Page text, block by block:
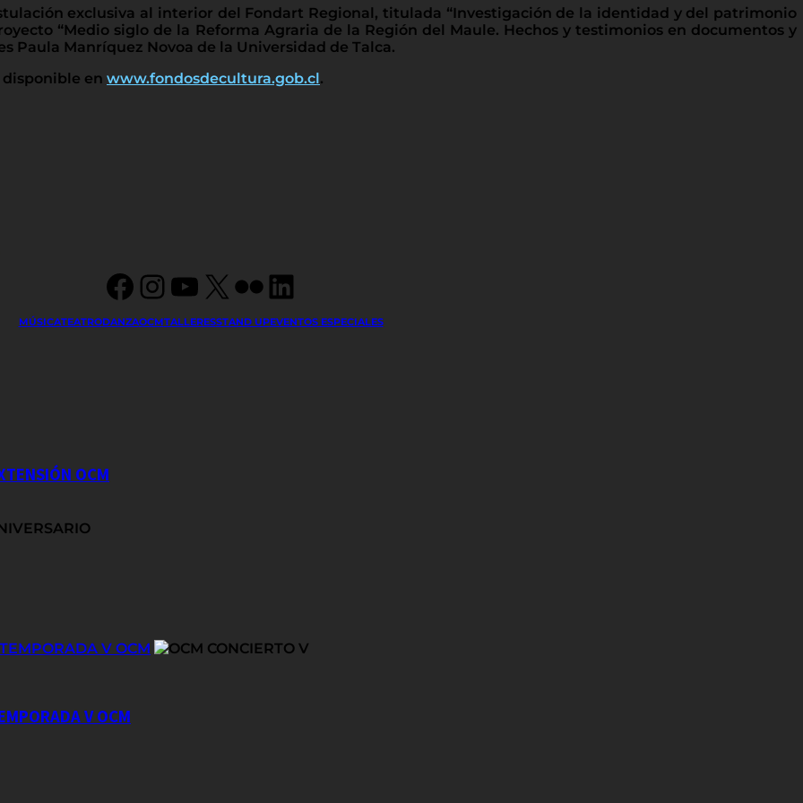
exclusiva al interior del Fondart Regional, titulada “Investigación de la identidad y del patrimonio
“Medio siglo de la Reforma Agraria de la Región del Maule. Hechos y testimonios en documentos y
Paula Manríquez Novoa de la Universidad de Talca.
en www.fondosdecultura.gob.cl.
Facebook
Instagram
YouTube
X FlickrLinkedIn
MÚSICATEATRODANZAOCMTALLERESSTAND UPEVENTOS ESPECIALES
OCM
V OCM
V OCM